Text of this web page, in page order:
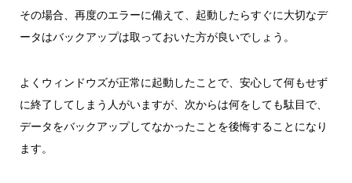
その場合、再度のエラーに備えて、起動したらすぐに大切なデ
ータはバックアップは取っておいた方が良いでしょう。
よくウィンドウズが正常に起動したことで、安心して何もせず
に終了してしまう人がいますが、次からは何をしても駄目で、
データをバックアップしてなかったことを後悔することになり
ます。